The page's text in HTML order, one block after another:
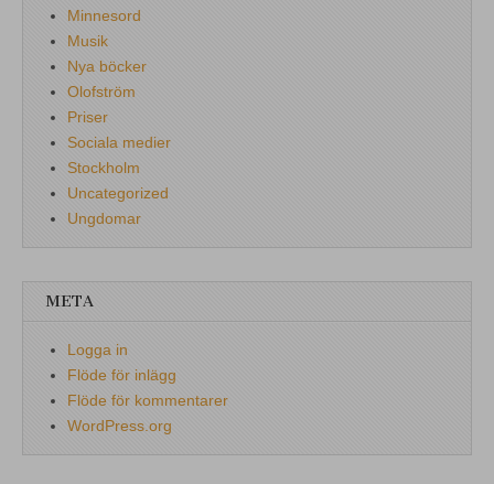
Minnesord
Musik
Nya böcker
Olofström
Priser
Sociala medier
Stockholm
Uncategorized
Ungdomar
META
Logga in
Flöde för inlägg
Flöde för kommentarer
WordPress.org